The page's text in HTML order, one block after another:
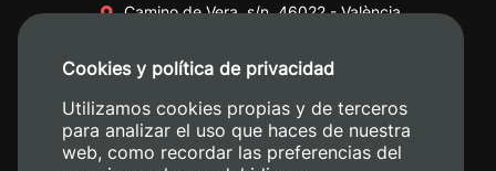
Camino de Vera, s/n. 46022 - València
+34 620 04 00 50
Cookies y política de privacidad
Utilizamos cookies propias y de terceros
para analizar el uso que haces de nuestra
web, como recordar las preferencias del